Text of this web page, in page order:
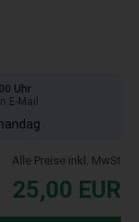
Uhr
E-Mail
Alle Preise inkl. MwSt
25,00 EUR